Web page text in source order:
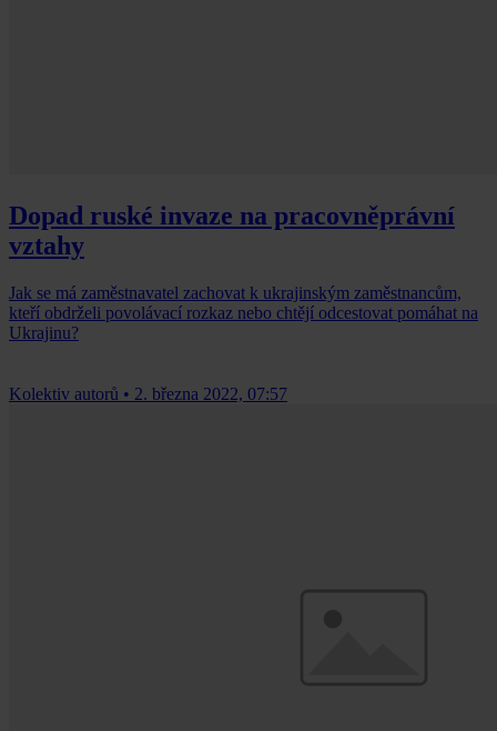
Dopad ruské invaze na pracovněprávní
vztahy
Jak se má zaměstnavatel zachovat k ukrajinským zaměstnancům,
kteří obdrželi povolávací rozkaz nebo chtějí odcestovat pomáhat na
Ukrajinu?
Kolektiv autorů • 2. března 2022, 07:57